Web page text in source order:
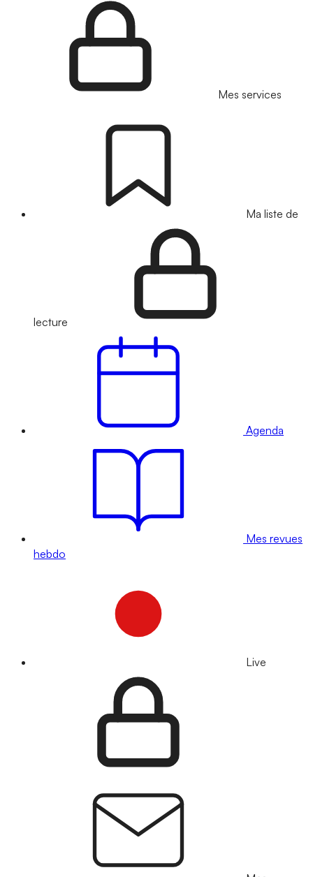
Mes services
Ma liste de
lecture
Agenda
Mes revues
hebdo
Live